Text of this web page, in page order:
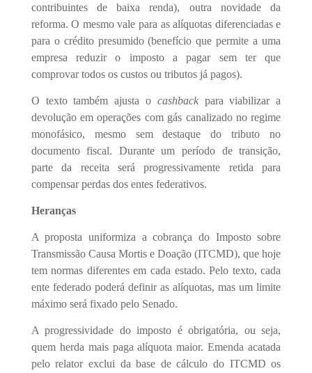
contribuintes de baixa renda), outra novidade da
reforma. O mesmo vale para as alíquotas diferenciadas e
para o crédito presumido (benefício que permite a uma
empresa reduzir o imposto a pagar sem ter que
comprovar todos os custos ou tributos já pagos).
O texto também ajusta o cashback para viabilizar a
devolução em operações com gás canalizado no regime
monofásico, mesmo sem destaque do tributo no
documento fiscal. Durante um período de transição,
parte da receita será progressivamente retida para
compensar perdas dos entes federativos.
Heranças
A proposta uniformiza a cobrança do Imposto sobre
Transmissão Causa Mortis e Doação (ITCMD), que hoje
tem normas diferentes em cada estado. Pelo texto, cada
ente federado poderá definir as alíquotas, mas um limite
máximo será fixado pelo Senado.
A progressividade do imposto é obrigatória, ou seja,
quem herda mais paga alíquota maior. Emenda acatada
pelo relator exclui da base de cálculo do ITCMD os